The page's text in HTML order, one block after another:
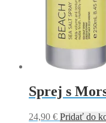
Sprej s
24,90 € Pridať do